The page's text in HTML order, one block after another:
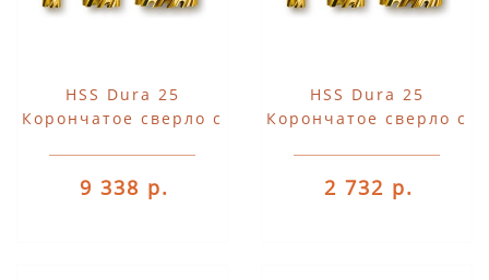
HSS Dura 25
Корончатое сверло с
9 338 р.
HSS Dura 25
Корончатое сверло с
2 732 р.